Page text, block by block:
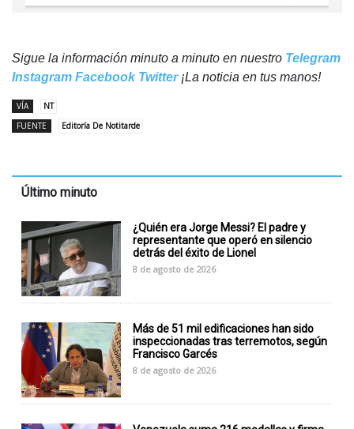
Sigue la información minuto a minuto en nuestro Telegram
Instagram Facebook Twitter¡La noticia en tus manos!
VÍA
NT
FUENTE
Editoría De Notitarde
Último minuto
¿Quién era Jorge Messi? El padre y
representante que operó en silencio
detrás del éxito de Lionel
8 de agosto de 2026
Más de 51 mil edificaciones han sido
inspeccionadas tras terremotos, según
Francisco Garcés
8 de agosto de 2026